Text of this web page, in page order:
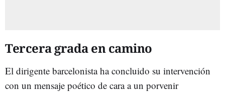
Tercera grada en camino
El dirigente barcelonista ha concluido su intervención
con un mensaje poético de cara a un porvenir